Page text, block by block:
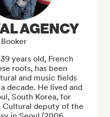
AGENCY
Booker
years old, French
roots, has been
and music fields
decade. He lived and
South Korea, for
Cultural deputy of the